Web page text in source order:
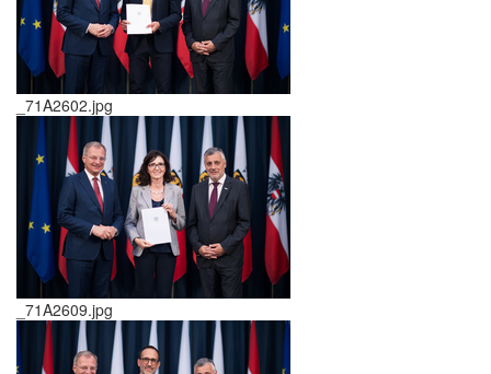
_71A2602.jpg
_71A2609.jpg